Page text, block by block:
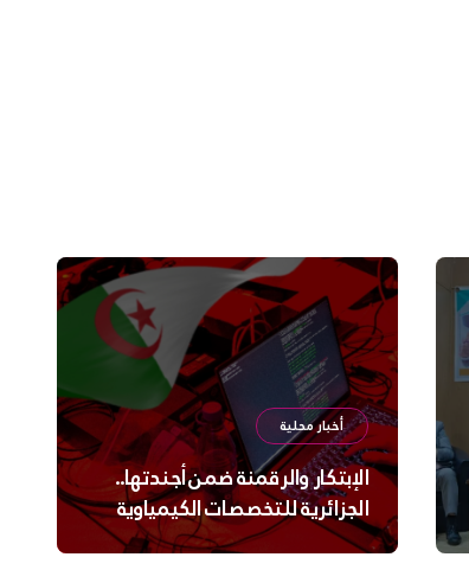
أخبار محلية
الإبتكار والرقمنة ضمن أجندتها..
الجزائرية للتخصصات الكيمياوية
ترعى تحدي الإبتكار الجزائري